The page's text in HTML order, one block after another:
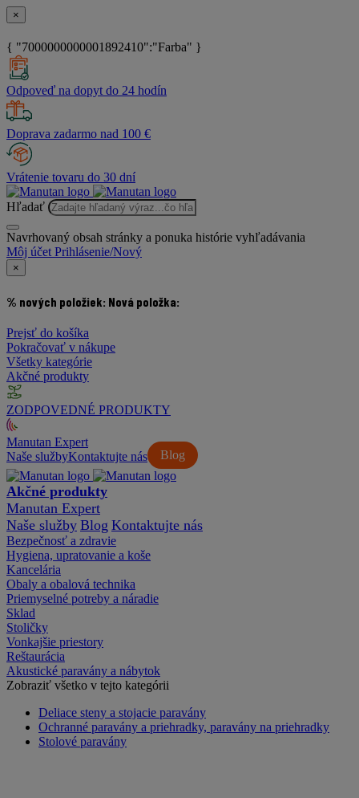
×
{ "7000000000001892410":"Farba" }
Odpoveď na dopyt do 24 hodín
Doprava zadarmo nad 100 €
Vrátenie tovaru do 30 dní
Hľadať
Navrhovaný obsah stránky a ponuka histórie vyhľadávania
Môj účet Prihlásenie/Nový
×
% nových položiek: Nová položka:
Prejsť do košíka
Pokračovať v nákupe
Všetky kategórie
Akčné produkty
ZODPOVEDNÉ PRODUKTY
Manutan Expert
Naše služby
Blog
Kontaktujte nás
Akčné produkty
Manutan Expert
Naše služby Blog Kontaktujte nás
Bezpečnosť a zdravie
Hygiena, upratovanie a koše
Kancelária
Obaly a obalová technika
Priemyselné potreby a náradie
Sklad
Stoličky
Vonkajšie priestory
Reštaurácia
Akustické paravány a nábytok
Zobraziť všetko v tejto kategórii
Deliace steny a stojacie paravány
Ochranné paravány a priehradky, paravány na priehradky
Stolové paravány